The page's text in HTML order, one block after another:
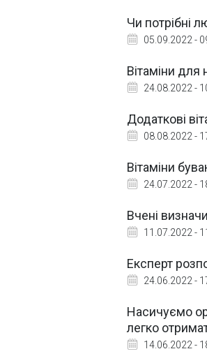
Чи потрібні
05.09.2022 -
Вітаміни для
24.08.2022 -
Додаткові
08.08.2022 -
Вітаміни
24.07.2022 -
Вчені
11.07.2022 -
Експерт
24.06.2022 -
Насичуємо
легко
14.06.2022 -